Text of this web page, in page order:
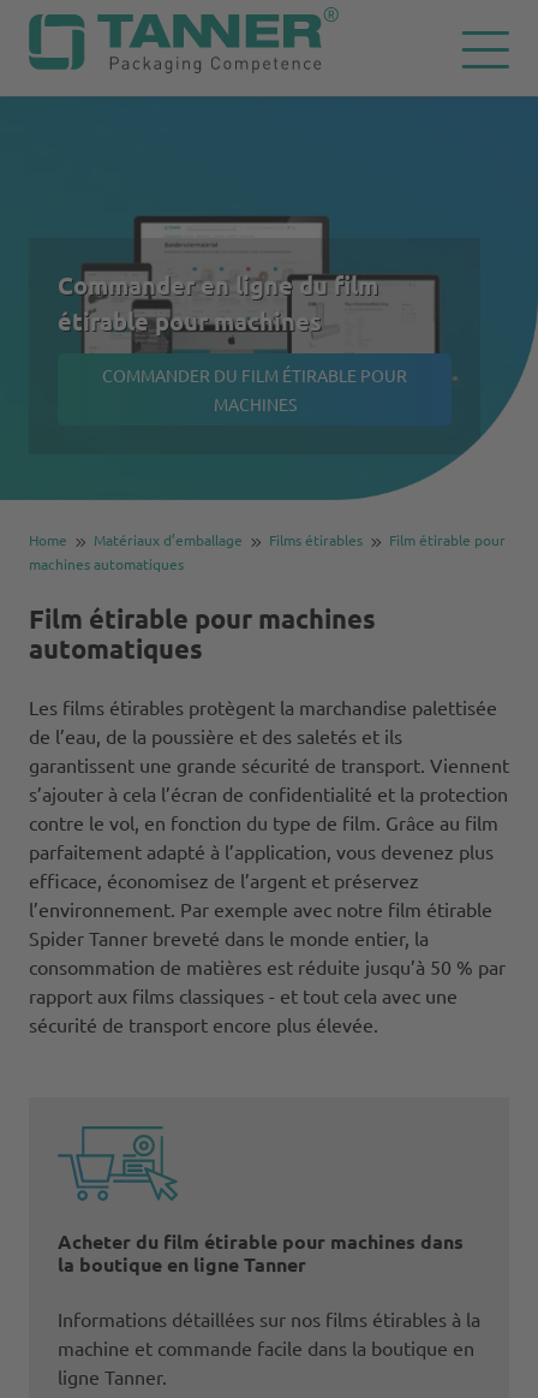
Commander en ligne du film
étirable pour machines
COMMANDER DU FILM ÉTIRABLE POUR
MACHINES
Home Matériaux d’emballage Films étirables
Film étirable pour
machines automatiques
Film étirable pour machines
automatiques
Les films étirables protègent la marchandise palettisée
de l’eau, de la poussière et des saletés et ils
garantissent une grande sécurité de transport. Viennent
s’ajouter à cela l’écran de confidentialité et la protection
contre le vol, en fonction du type de film. Grâce au film
parfaitement adapté à l’application, vous devenez plus
efficace, économisez de l’argent et préservez
l’environnement. Par exemple avec notre film étirable
Spider Tanner breveté dans le monde entier, la
consommation de matières est réduite jusqu’à 50 % par
rapport aux films classiques - et tout cela avec une
sécurité de transport encore plus élevée.
Acheter du film étirable pour machines dans
la boutique en ligne Tanner
Informations détaillées sur nos films étirables à la
machine et commande facile dans la boutique en
ligne Tanner.